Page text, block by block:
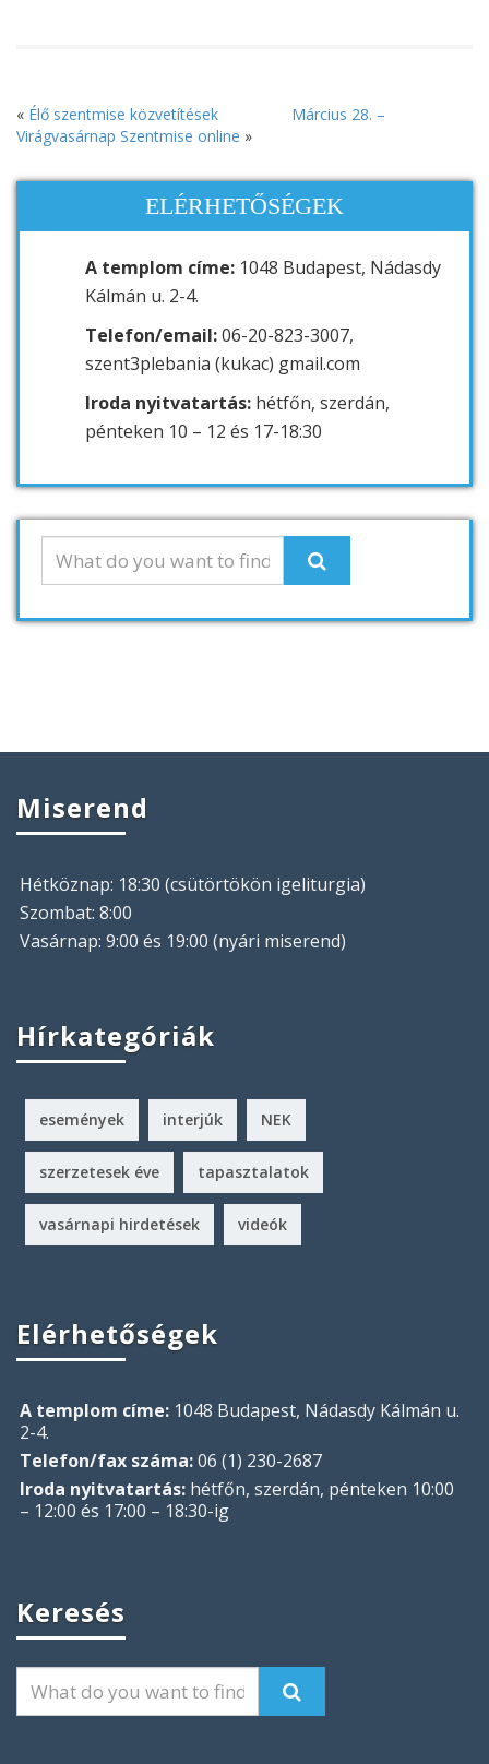
« Élő szentmise közvetítések
Március 28. –
Virágvasárnap Szentmise online »
ELÉRHETŐSÉGEK
A templom címe: 1048 Budapest, Nádasdy
Kálmán u. 2-4.
Telefon/email:06-20-823-3007,
szent3plebania (kukac) gmail.com
Iroda nyitvatartás: hétfőn, szerdán,
pénteken 10 – 12 és 17-18:30
Miserend
Hétköznap: 18:30 (csütörtökön igeliturgia)
Szombat: 8:00
Vasárnap: 9:00 és 19:00 (nyári miserend)
Hírkategóriák
események interjúk NEK
szerzetesek éve tapasztalatok
vasárnapi hirdetések videók
Elérhetőségek
A templom címe: 1048 Budapest, Nádasdy Kálmán u.
2-4.
Telefon/fax száma:06 (1) 230-2687
Iroda nyitvatartás: hétfőn, szerdán, pénteken 10:00
– 12:00 és 17:00 – 18:30-ig
Keresés